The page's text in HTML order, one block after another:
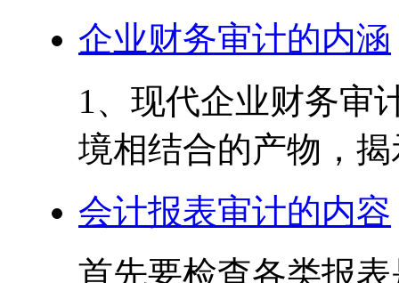
企业财务审计的内涵
1、现代企业财务审
境相结合的产物，
会计报表审计的内容
首先要检查各类报